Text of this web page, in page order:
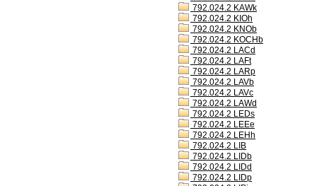
792.024.2 KAWk
792.024.2 KIOh
792.024.2 KNOb
792.024.2 KOCHb
792.024.2 LACd
792.024.2 LAFt
792.024.2 LARp
792.024.2 LAVb
792.024.2 LAVc
792.024.2 LAWd
792.024.2 LEDs
792.024.2 LEEe
792.024.2 LEHh
792.024.2 LIB
792.024.2 LIDb
792.024.2 LIDd
792.024.2 LIDp